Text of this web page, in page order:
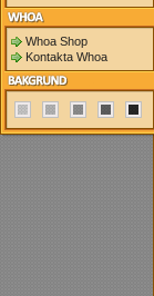
Whoa Shop
Kontakta Whoa